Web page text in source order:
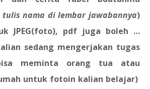
nama di lembar jawabannya)
JPEG(foto), pdf juga boleh …
sedang mengerjakan tugas
meminta orang tua atau
untuk fotoin kalian belajar)